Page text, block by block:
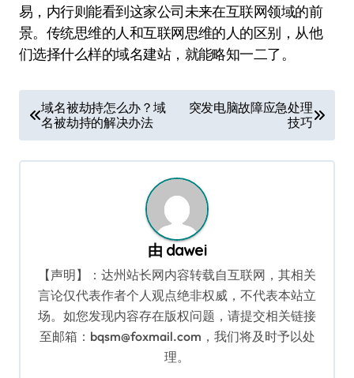
易，内行则能看到这家公司未来在互联网领域的前
景。传统思维的人和互联网思维的人的区别，从他
们选择什么样的域名建站，就能略知一二了。
章
导
域名被劫持怎么办？域
名被劫持的解决办法
突发电脑故障应急处理
技巧
由 dawei
【声明】：达州站长网内容转载自互联网，其相关
言论仅代表作者个人观点绝非权威，不代表本站立
场。如您发现内容存在版权问题，请提交相关链接
至邮箱：bqsm@foxmail.com，我们将及时予以处
理。